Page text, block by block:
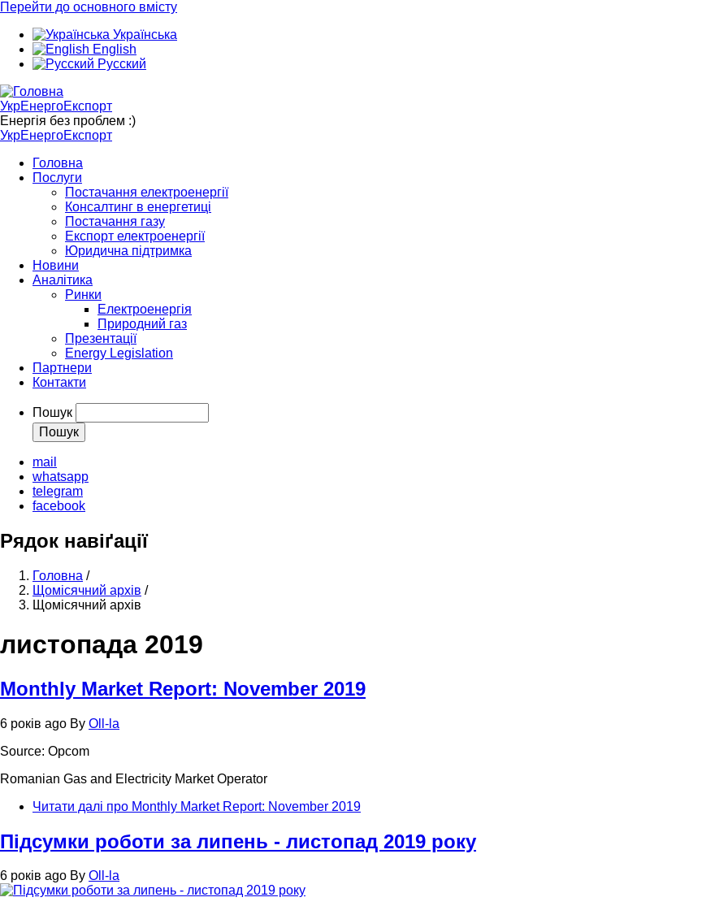
Перейти до основного вмісту
Українська
English
Русский
УкрЕнергоЕкспорт
Енергія без проблем :)
УкрЕнергоЕкспорт
Головна
Послуги
Постачання електроенергії
Консалтинг в енергетиці
Постачання газу
Експорт електроенергії
Юридична підтримка
Новини
Аналітика
Ринки
Електроенергія
Природний газ
Презентації
Energy Legislation
Партнери
Контакти
Пошук
mail
whatsapp
telegram
facebook
Рядок навіґації
Головна /
Щомісячний архів /
Щомісячний архів
листопада 2019
Monthly Market Report: November 2019
6 років ago By Oll-la
Source: Opcom
Romanian Gas and Electricity Market Operator
Читати далі про Monthly Market Report: November 2019
Підсумки роботи за липень - листопад 2019 року
6 років ago By Oll-la